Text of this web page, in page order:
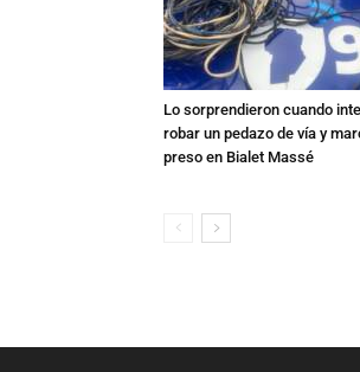
Lo sorprendieron cuando
robar un pedazo de vía y
preso en Bialet Massé